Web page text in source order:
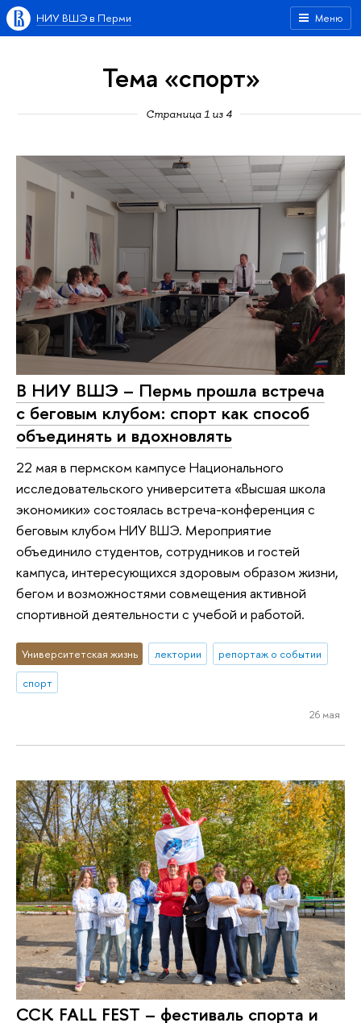
Меню
НИУ ВШЭ в Перми
Тема «спорт»
Страница 1 из 4
В НИУ ВШЭ – Пермь прошла встреча
с беговым клубом: спорт как способ
объединять и вдохновлять
22 мая в пермском кампусе Национального
исследовательского университета «Высшая школа
экономики» состоялась встреча-конференция с
беговым клубом НИУ ВШЭ. Мероприятие
объединило студентов, сотрудников и гостей
кампуса, интересующихся здоровым образом жизни,
бегом и возможностями совмещения активной
спортивной деятельности с учебой и работой.
Университетская жизнь лектории
репортаж о событии
спорт
26 мая
ССК FALL FEST – фестиваль спорта и